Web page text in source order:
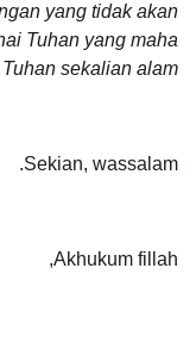
yang tidak akan
Tuhan yang maha
sekalian alam.”
Sekian, wassalam.
Akhukum fillah,